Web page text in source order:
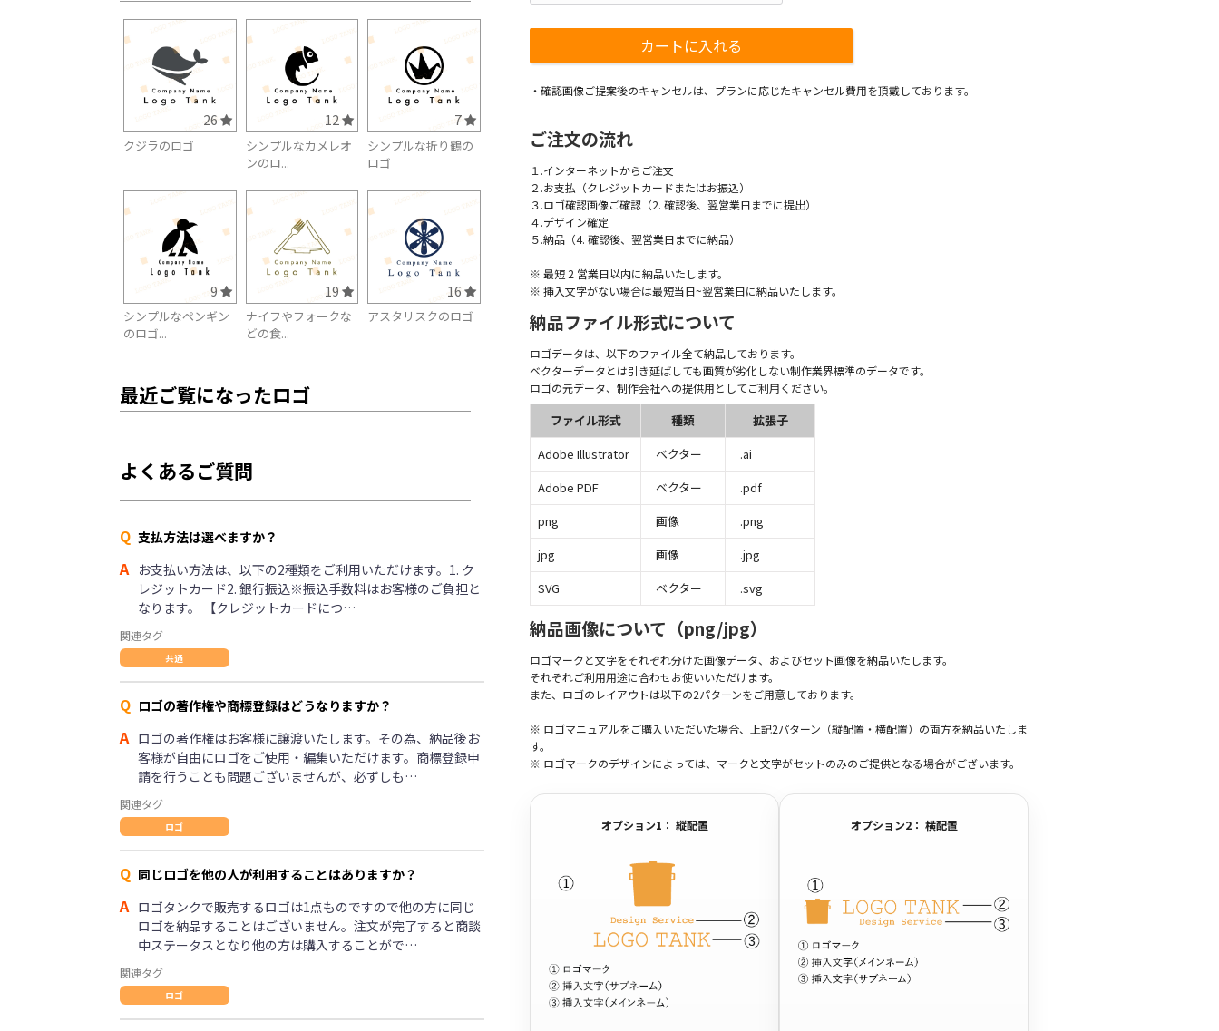
26
クジラのロゴ
12
シンプルなカメレオ
ンのロ...
7
シンプルな折り鶴の
ロゴ
9
シンプルなペンギン
のロゴ...
19
ナイフやフォークな
どの食...
16
アスタリスクのロゴ
最近ご覧になったロゴ
よくあるご質問
Q 支払方法は選べますか？
A お支払い方法は、以下の2種類をご利用いただけます。1. ク
レジットカード2. 銀行振込※振込手数料はお客様のご負担と
なります。 【クレジットカードにつ…
関連タグ
共通
Q ロゴの著作権や商標登録はどうなりますか？
A ロゴの著作権はお客様に譲渡いたします。その為、納品後お
客様が自由にロゴをご使用・編集いただけます。商標登録申
請を行うことも問題ございませんが、必ずしも…
関連タグ
ロゴ
Q 同じロゴを他の人が利用することはありますか？
A ロゴタンクで販売するロゴは1点ものですので他の方に同じ
ロゴを納品することはございません。注文が完了すると商談
中ステータスとなり他の方は購入することがで…
関連タグ
ロゴ
・確認画像ご提案後のキャンセルは、プランに応じたキャンセル費用を頂戴しております。
ご注文の流れ
１.インターネットからご注文
２.お支払（クレジットカードまたはお振込）
３.ロゴ確認画像ご確認（2. 確認後、翌営業日までに提出）
４.デザイン確定
５.納品（4. 確認後、翌営業日までに納品）
※ 最短 2 営業日以内に納品いたします。
※ 挿入文字がない場合は最短当日~翌営業日に納品いたします。
納品ファイル形式について
ロゴデータは、以下のファイル全て納品しております。
ベクターデータとは引き延ばしても画質が劣化しない制作業界標準のデータです。
ロゴの元データ、制作会社への提供用としてご利用ください。
ファイル形式 種類
拡張子
Adobe Illustrator
ベクター
.ai
Adobe PDF
ベクター
.pdf
png
画像
.png
jpg
画像
.jpg
SVG
ベクター .svg
納品画像について（png/jpg）
ロゴマークと文字をそれぞれ分けた画像データ、およびセット画像を納品いたします。
それぞれご利用用途に合わせお使いいただけます。
また、ロゴのレイアウトは以下の2パターンをご用意しております。
※ ロゴマニュアルをご購入いただいた場合、上記2パターン（縦配置・横配置）の両方を納品いたしま
す。
※ ロゴマークのデザインによっては、マークと文字がセットのみのご提供となる場合がございます。
オプション1： 縦配置 オプション2： 横配置